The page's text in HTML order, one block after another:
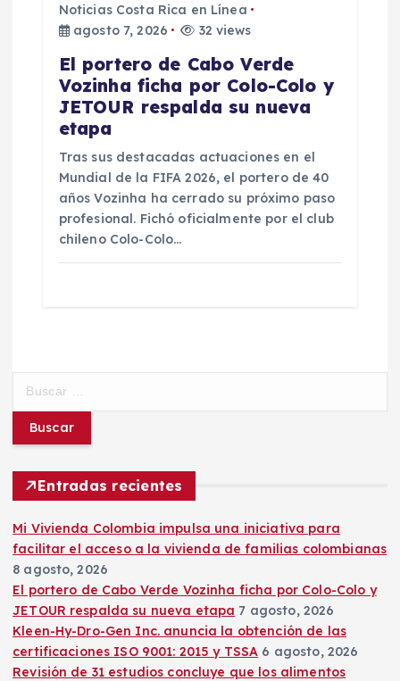
Noticias Costa Rica en Línea
agosto 7, 2026
32 views
El portero de Cabo Verde
Vozinha ficha por Colo-Colo y
JETOUR respalda su nueva
etapa
Tras sus destacadas actuaciones en el
Mundial de la FIFA 2026, el portero de 40
años Vozinha ha cerrado su próximo paso
profesional. Fichó oficialmente por el club
chileno Colo-Colo…
c
:
Entradas recientes
Mi Vivienda Colombia impulsa una iniciativa para
facilitar el acceso a la vivienda de familias colombianas
8 agosto, 2026
El portero de Cabo Verde Vozinha ficha por Colo-Colo y
JETOUR respalda su nueva etapa 7 agosto, 2026
Kleen-Hy-Dro-Gen Inc. anuncia la obtención de las
certificaciones ISO 9001: 2015 y TSSA 6 agosto, 2026
Revisión de 31 estudios concluye que los alimentos